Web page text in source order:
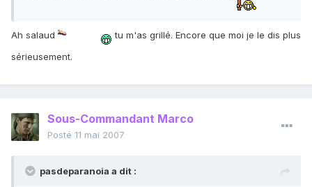
Ah salaud
tu m'as grillé. Encore que moi je le dis plus
sérieusement.
Sous-Commandant Marco
Posté 11 mai 2007
pasdeparanoia a dit :